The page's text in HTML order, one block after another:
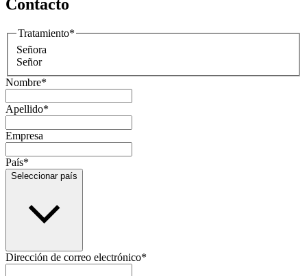
Contacto
Tratamiento*
Señora
Señor
Nombre*
Apellido*
Empresa
País*
Seleccionar país
Dirección de correo electrónico*